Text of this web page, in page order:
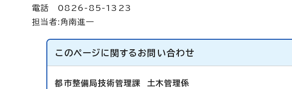
電話 0826-85-1323
担当者:角南進一
このページに関する お問い合わせ
都市整備局技術管理課 土木管理係